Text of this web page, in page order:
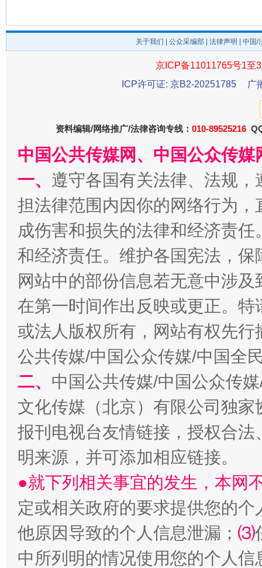
习近平的博鳌关键词
“刷贴”乱象丛生
揭批美国五大"原罪" "
关于我们 公众采编部 法律声明 | 中国
京ICP备11011765号1至
ICP许可证: 京B2-20251785
广
资料编辑/网络推广/法律咨询专线： 010-89525216
中国公共传媒网、中国公众传
一、 遵守各国有关法律、法规
担法律范围内因你的网络行为
成伤害和损失的法律和经济责
和经济责任。维护各国宪法，
网站中的部份信息若无意中涉
在第一时间作出反映或更正。
或法人版权所有，网站有权先
公共传媒/中国公众传媒/中国全
二、 中国公共传媒/中国公众传
文化传媒（北京）有限公司独
报刊电视台友情链接，授权合
明来源，并可添加相应链接。
●就下列相关事宜的发生，本网
定或相关政府的要求提供您的个
他原因导致的个人信息泄漏； ⑶
中所列明的情况使用您的个人